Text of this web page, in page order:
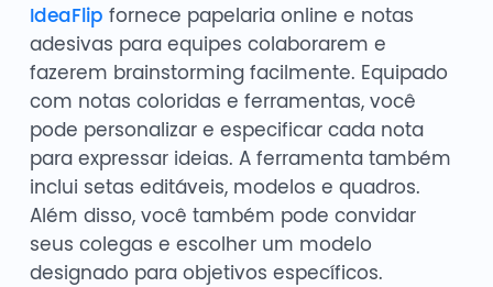
IdeaFlip fornece papelaria online e notas
adesivas para equipes colaborarem e
fazerem brainstorming facilmente. Equipado
com notas coloridas e ferramentas, você
pode personalizar e especificar cada nota
para expressar ideias. A ferramenta também
inclui setas editáveis, modelos e quadros.
Além disso, você também pode convidar
seus colegas e escolher um modelo
designado para objetivos específicos.